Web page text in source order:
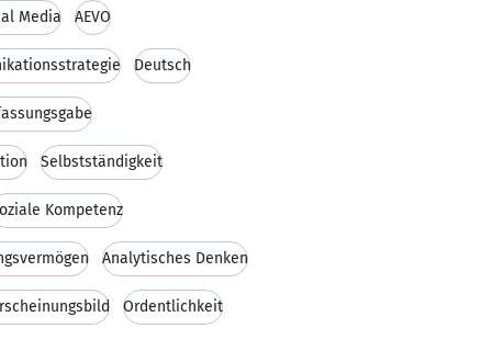
Media AEVO
Deutsch
Selbstständigkeit
Kompetenz
Analytisches Denken
Ordentlichkeit